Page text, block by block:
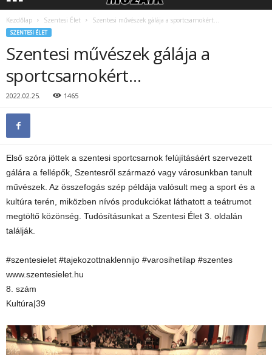
Kezdőlap Szentesi Élet Szentesi művészek gálája a sportcsarnokért…
SZENTESI ÉLET
Szentesi művészek gálája a
sportcsarnokért…
2022.02.25. 1465
Első szóra jöttek a szentesi sportcsarnok felújításáért szervezett
gálára a fellépők, Szentesről származó vagy városunkban tanult
művészek. Az összefogás szép példája valósult meg a sport és a
kultúra terén, miközben nívós produkciókat láthatott a teátrumot
megtöltő közönség. Tudósításunkat a Szentesi Élet 3. oldalán
találják.
#szentesielet #tajekozottnaklennijo #varosihetilap #szentes
www.szentesielet.hu
8. szám
Kultúra|39